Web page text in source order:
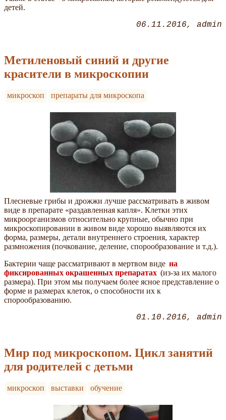
детей.
06.11.2016 admin
Метиленовый синий и другие
красители в микроскопии
микроскоп препараты для микроскопа
Плесневые грибы и дрожжи лучше рассматривать в живом
виде в препарате «раздавленная капля». Клетки этих
микроорганизмов относительно крупные, обычно при
микроскопировании в живом виде хорошо выявляются их
форма, размеры, детали внутреннего строения, характер
размножения (почкование, деление, спорообразование и т.д.).
Бактерии чаще рассматривают в мертвом виде на
фиксированных окрашенных препаратах (из-за их малого
размера). При этом мы получаем более ясное представление о
форме и размерах клеток, о способности их к
спорообразованию.
01.10.2016 admin
Мир под микроскопом. Цикл занятий
для родителей с детьми
микроскоп выставки обучение